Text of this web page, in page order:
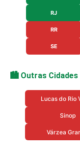
RJ
RR
SE
🏙️ Outras Cidades
Lucas do Rio
Sinop
Várzea